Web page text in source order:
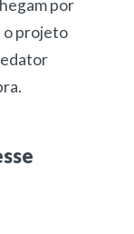
por
o projeto